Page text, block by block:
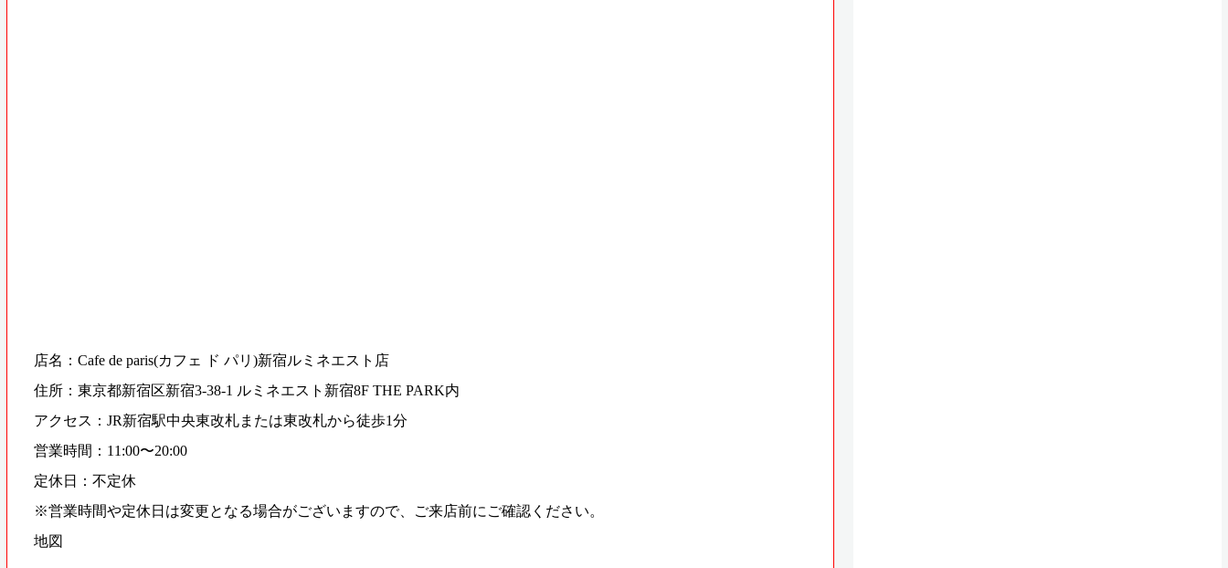
店名：Cafe de paris(カフェ ド パリ)新宿ルミネエスト店
住所：東京都新宿区新宿3-38-1 ルミネエスト新宿8F THE PARK内
アクセス：JR新宿駅中央東改札または東改札から徒歩1分
営業時間：11:00〜20:00
定休日：不定休
※営業時間や定休日は変更となる場合がございますので、ご来店前にご確認ください。
地図